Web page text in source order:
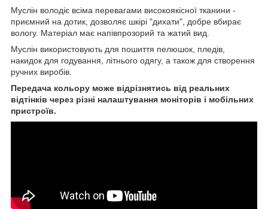
Муслін володіє всіма перевагами високоякісної тканини -
приємний на дотик, дозволяє шкірі "дихати", добре вбирає
вологу. Матеріал має напівпрозорий та жатий вид.
Муслін використовують для пошиття пелюшок, пледів,
накидок для годування, літнього одягу, а також для створення
ручних виробів.
Передача кольору може відрізнятись від реальних
відтінків через різні налаштування моніторів і мобільних
пристроїв.